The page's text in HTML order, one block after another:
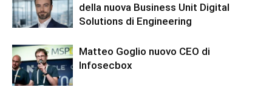
della nuova Business Unit Digital
Solutions di Engineering
Matteo Goglio nuovo CEO di
Infosecbox